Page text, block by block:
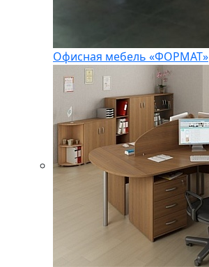
Офисная мебель «ФОРМАТ»